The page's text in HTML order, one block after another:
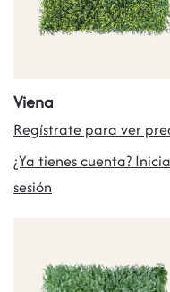
Viena
Regístrate para ver
¿Ya tienes cuenta? Inicia
sesión